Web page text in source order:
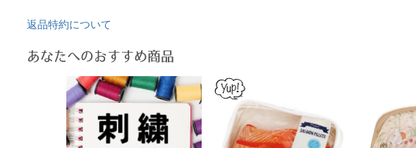
返品特約について
あなたへのおすすめ商品